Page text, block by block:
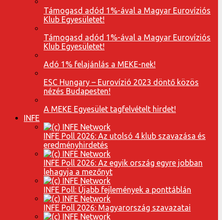
Támogasd adód 1%-ával a Magyar Eurovíziós
Klub Egyesületet!
Támogasd adód 1%-ával a Magyar Eurovíziós
Klub Egyesületet!
Adó 1% felajánlás a MEKE-nek!
ESC Hungary – Eurovízió 2023 döntő közös
nézés Budapesten!
A MEKE Egyesület tagfelvételt hirdet!
INFE
INFE Poll 2026: Az utolsó 4 klub szavazása és
eredményhirdetés
INFE Poll 2026: Az egyik ország egyre jobban
lehagyja a mezőnyt
INFE Poll: Újabb fejlemények a ponttáblán
INFE Poll 2026: Magyarország szavazatai